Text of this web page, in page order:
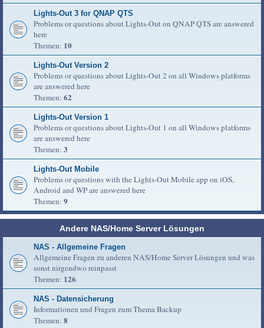
Lights-Out 3 for QNAP QTS
Problems or questions about Lights-Out on QNAP QTS are answered
here
Themen: 10
Lights-Out Version 2
Problems or questions about Lights-Out 2 on all Windows platforms
are answered here
Themen: 62
Lights-Out Version 1
Problems or questions about Lights-Out 1 on all Windows platforms
are answered here
Themen: 3
Lights-Out Mobile
Problems or questions with the Lights-Out Mobile app on iOS,
Android and WP are answered here
Themen: 9
Andere NAS/Home Server Lösungen
NAS - Allgemeine Fragen
Allgemeine Fragen zu anderen NAS/Home Server Lösungen und was
sonst nirgendwo reinpasst
Themen: 126
NAS - Datensicherung
Informationen und Fragen zum Thema Backup
Themen: 8